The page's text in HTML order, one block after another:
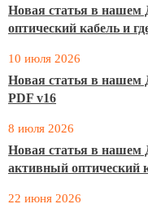
Новая статья в нашем
оптический кабель и
10 июля 2026
Новая статья в нашем
PDF v16
8 июля 2026
Новая статья в нашем
активный оптический
22 июня 2026